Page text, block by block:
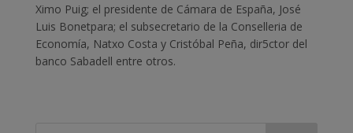
Ximo Puig; el presidente de Cámara de España, José
Luis Bonetpara; el subsecretario de la Conselleria de
Economía, Natxo Costa y Cristóbal Peña, dir5ctor del
banco Sabadell entre otros.